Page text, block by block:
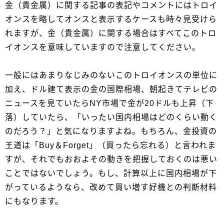
金（貴金属）に関する記事の表記やコメントにはトロイ
オンスを略してオンスと表示するケースも時々見受けら
れますが、金（貴金属）に関する場合はすべてこのトロ
イオンスを意味していますので注意してください。
一般にはあまりなじみのないこのトロイオンスの単位に
加え、ドル建て表示の金の国際相場、朝起きてテレビの
ニュースを見ていたらNY市場で金が20ドルも上昇（下
落）していたら、「いったい国内相場はどのくらい動く
のだろう？」と気になりますよね。もちろん、金投資の
王道は「Buy＆Forget」（買ったら忘れる）と言われま
すが、それでもおおよその動きを把握しておくのは悪い
ことではないでしょう。もし、計算以上に国内相場が下
がっているようなら、改めて買い増す好機との判断材料
にもなります。